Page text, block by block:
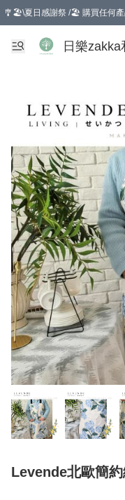
🎐🏖️\夏日感謝祭 /🏖️ 購買任何產
選擇GoGoX住宅/工商地址配
日樂
Levende北歐簡